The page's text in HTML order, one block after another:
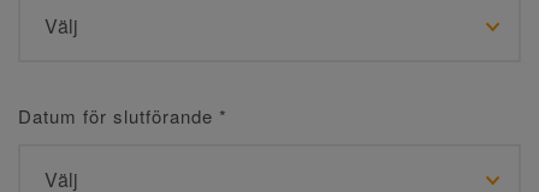
Datum för slutförande *